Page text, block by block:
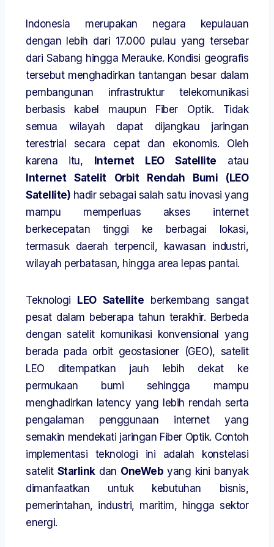
Indonesia merupakan negara kepulauan
dengan lebih dari 17.000 pulau yang tersebar
dari Sabang hingga Merauke. Kondisi geografis
tersebut menghadirkan tantangan besar dalam
pembangunan infrastruktur telekomunikasi
berbasis kabel maupun Fiber Optik. Tidak
semua wilayah dapat dijangkau jaringan
terestrial secara cepat dan ekonomis. Oleh
karena itu, Internet LEO Satellite atau
Internet Satelit Orbit Rendah Bumi (LEO
Satellite) hadir sebagai salah satu inovasi yang
mampu memperluas akses internet
berkecepatan tinggi ke berbagai lokasi,
termasuk daerah terpencil, kawasan industri,
wilayah perbatasan, hingga area lepas pantai.
Teknologi LEO Satellite berkembang sangat
pesat dalam beberapa tahun terakhir. Berbeda
dengan satelit komunikasi konvensional yang
berada pada orbit geostasioner (GEO), satelit
LEO ditempatkan jauh lebih dekat ke
permukaan bumi sehingga mampu
menghadirkan latency yang lebih rendah serta
pengalaman penggunaan internet yang
semakin mendekati jaringan Fiber Optik. Contoh
implementasi teknologi ini adalah konstelasi
satelit Starlinkdan OneWeb yang kini banyak
dimanfaatkan untuk kebutuhan bisnis,
pemerintahan, industri, maritim, hingga sektor
energi.